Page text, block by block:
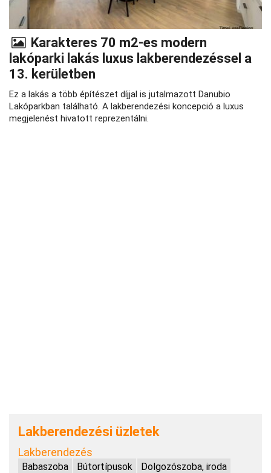
Karakteres 70 m2-es modern
lakóparki lakás luxus lakberendezéssel a
13. kerületben
Ez a lakás a több építészet díjjal is jutalmazott Danubio
Lakóparkban található. A lakberendezési koncepció a luxus
megjelenést hivatott reprezentálni.
Lakberendezési üzletek
Lakberendezés
Babaszoba Bútortípusok
Dolgozószoba, iroda